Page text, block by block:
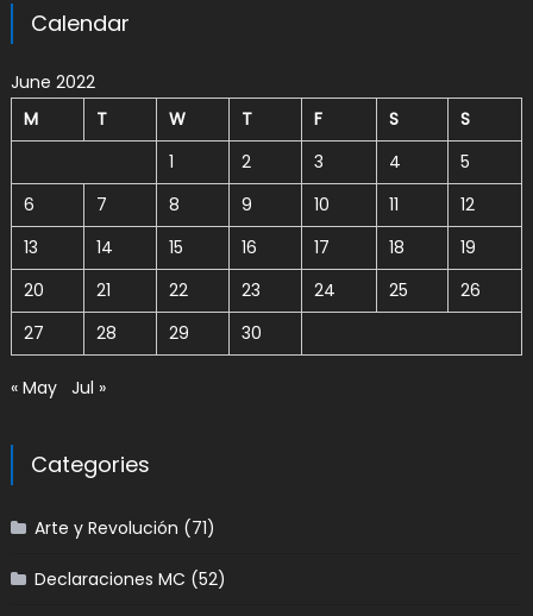
Calendar
June 2022
M
T W T F S
S
1
2 3 4
5
6
7 8 9 10 11
12
13
14 15 16 17 18
19
20
21 22 23 24 25
26
27
28 29 30
« May Jul »
Categories
Arte y Revolución (71)
Declaraciones MC (52)